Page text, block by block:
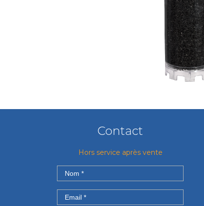
Contact
Hors service après vente